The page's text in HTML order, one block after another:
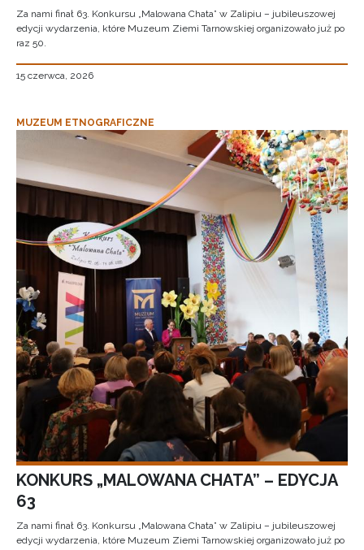
Za nami finał 63. Konkursu „Malowana Chata” w Zalipiu – jubileuszowej
edycji wydarzenia, które Muzeum Ziemi Tarnowskiej organizowało już po
raz 50.
15 czerwca, 2026
MUZEUM ETNOGRAFICZNE
KONKURS „MALOWANA CHATA” – EDYCJA
63
Za nami finał 63. Konkursu „Malowana Chata” w Zalipiu – jubileuszowej
edycji wydarzenia, które Muzeum Ziemi Tarnowskiej organizowało już po